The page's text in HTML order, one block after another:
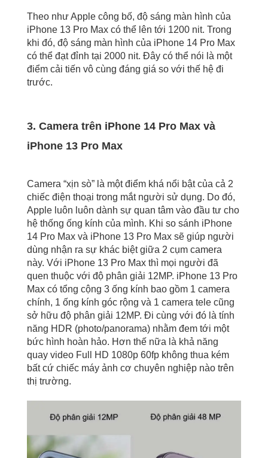
Theo như Apple công bố, độ sáng màn hình của
iPhone 13 Pro Max có thể lên tới 1200 nit. Trong
khi đó, độ sáng màn hình của iPhone 14 Pro Max
có thể đạt đỉnh tại 2000 nit. Đây có thể nói là một
điểm cải tiến vô cùng đáng giá so với thế hệ đi
trước.
3. Camera trên iPhone 14 Pro Max và
iPhone 13 Pro Max
Camera “xịn sò” là một điểm khá nổi bật của cả 2
chiếc điện thoại trong mắt người sử dụng. Do đó,
Apple luôn luôn dành sự quan tâm vào đầu tư cho
hệ thống ống kính của mình. Khi so sánh iPhone
14 Pro Max và iPhone 13 Pro Max sẽ giúp người
dùng nhận ra sự khác biệt giữa 2 cụm camera
này. Với iPhone 13 Pro Max thì mọi người đã
quen thuộc với độ phân giải 12MP. iPhone 13 Pro
Max có tổng cộng 3 ống kính bao gồm 1 camera
chính, 1 ống kính góc rộng và 1 camera tele cũng
sở hữu độ phân giải 12MP. Đi cùng với đó là tính
năng HDR (photo/panorama) nhằm đem tới một
bức hình hoàn hảo. Hơn thế nữa là khả năng
quay video Full HD 1080p 60fp không thua kém
bất cứ chiếc máy ảnh cơ chuyên nghiệp nào trên
thị trường.